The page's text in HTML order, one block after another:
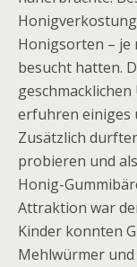
Honigsorten – je
besucht hatten.
erfuhren einiges
Zusätzlich
probieren und
Honig-
Attraktion war
Kinder konnten
Mehlwürmer